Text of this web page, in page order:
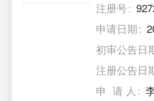
注册号
申请日期
初审公告日
注册公告日
申 请 人